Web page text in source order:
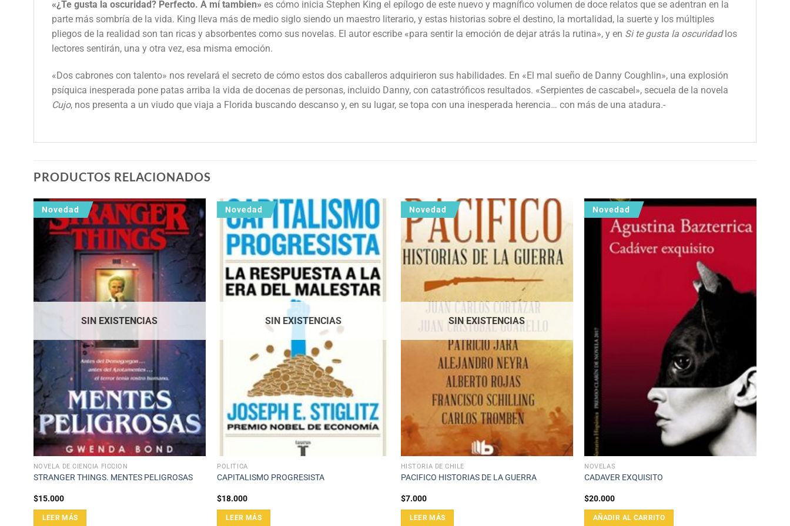
«¿Te gusta la oscuridad? Perfecto. A mí tambien» es cómo inicia Stephen King el epílogo de este nuevo y magnífico volumen de doce relatos que se adentran en la
parte más sombría de la vida. King lleva más de medio siglo siendo un maestro literario, y estas historias sobre el destino, la mortalidad, la suerte y los múltiples
pliegos de la realidad son tan ricas y absorbentes como sus novelas. El autor escribe «para sentir la emoción de dejar atrás la rutina», y en Si te gusta la oscuridadlos
lectores sentirán, una y otra vez, esa misma emoción.
«Dos cabrones con talento» nos revelará el secreto de cómo estos dos caballeros adquirieron sus habilidades. En «El mal sueño de Danny Coughlin», una explosión
psíquica inesperada pone patas arriba la vida de docenas de personas, incluido Danny, con catastróficos resultados. «Serpientes de cascabel», secuela de la novela
Cujo, nos presenta a un viudo que viaja a Florida buscando descanso y, en su lugar, se topa con una inesperada herencia… con más de una atadura.-
PRODUCTOS RELACIONADOS
Novedad
SIN EXISTENCIAS
NOVELA DE CIENCIA FICCIÓN
STRANGER THINGS. MENTES PELIGROSAS
$15.000
LEER MÁS
Novedad
SIN EXISTENCIAS
POLÍTICA
CAPITALISMO PROGRESISTA
$18.000
LEER MÁS
Novedad
SIN EXISTENCIAS
HISTORIA DE CHILE
PACIFICO HISTORIAS DE LA GUERRA
$7.000
LEER MÁS
Novedad
NOVELAS
CADAVER EXQUISITO
$20.000
AÑADIR AL CARRITO